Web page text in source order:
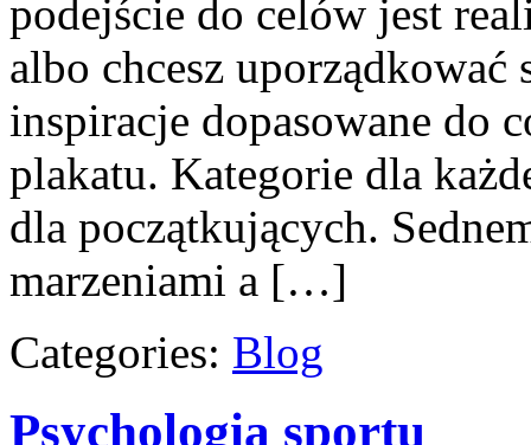
podejście do celów jest
albo chcesz
inspiracje dopasowane do
plakatu. Kategorie dla
dla początkujących.
marzeniami a […]
Categories: Blog
Psychologia sportu